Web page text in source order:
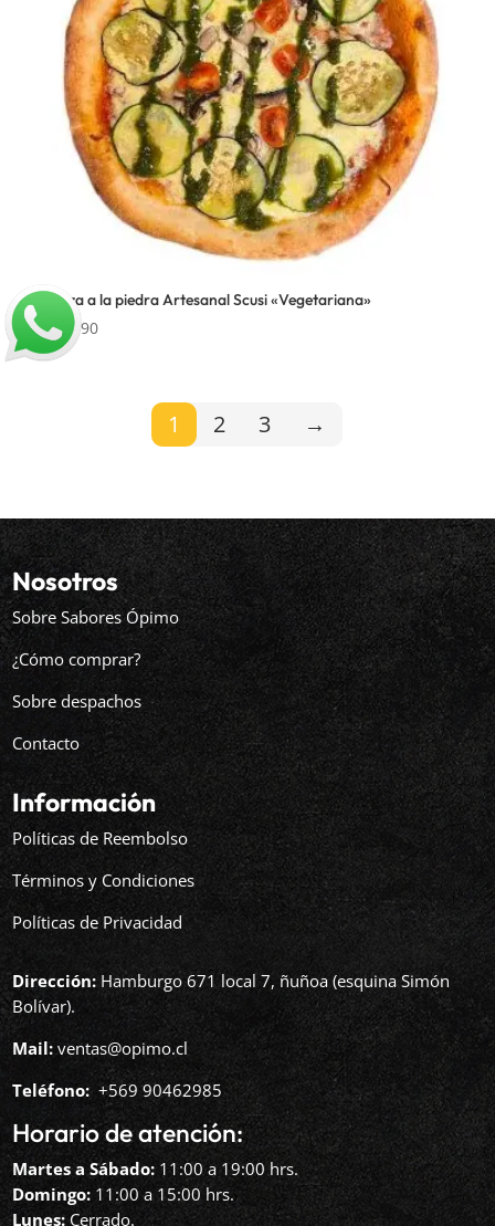
Pizza a la piedra Artesanal Scusi «Vegetariana»
$7.990
1 2 3 →
Nosotros
Sobre Sabores Ópimo
¿Cómo comprar?
Sobre despachos
Contacto
Información
Políticas de Reembolso
Términos y Condiciones
Políticas de Privacidad
Dirección: Hamburgo 671 local 7, ñuñoa (esquina Simón
Bolívar).
Mail: ventas@opimo.cl
Teléfono: ‪+569 90462985‬
Horario de atención:
Martes a Sábado: 11:00 a 19:00 hrs.
Domingo: 11:00 a 15:00 hrs.
Lunes: Cerrado.